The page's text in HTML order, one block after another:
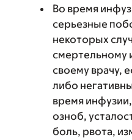
Во время
серьезные
некоторых
смертельному
своему врачу,
либо
время
озноб,
боль, рвота,